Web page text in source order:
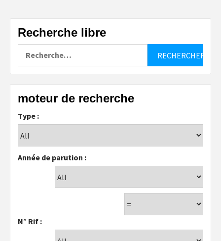
Recherche libre
moteur de recherche
Type :
Année de parution :
N° Rif :